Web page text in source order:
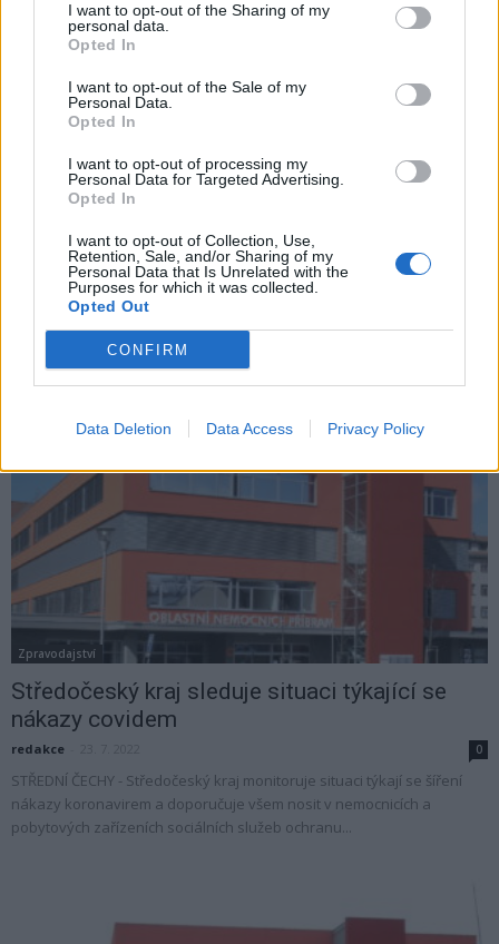
I want to opt-out of the Sharing of my
personal data.
Opted In
I want to opt-out of the Sale of my
Personal Data.
Opted In
I want to opt-out of processing my
Personal Data for Targeted Advertising.
Opted In
I want to opt-out of Collection, Use,
Retention, Sale, and/or Sharing of my
Personal Data that Is Unrelated with the
Purposes for which it was collected.
Opted Out
CONFIRM
Data Deletion Data Access Privacy Policy
Zpravodajství
Očkování druhou posilovací dávkou je možné
ve většině nemocnic a poliklinik ve...
- 27. 7. 2022
STŘEDNÍ ČECHY - Od 18. července je možné dostat druhou posilovací
dávku očkování proti onemocnění Covid-19. Ministerstvo zdravotnictví
Zpravodajství
Středočeský kraj sleduje situaci týkající se
nákazy covidem
redakce 0
STŘEDNÍ ČECHY - Středočeský kraj monitoruje situaci týkají se šíření
nákazy koronavirem a doporučuje všem nosit v nemocnicích a
pobytových zařízeních sociálních služeb ochranu...